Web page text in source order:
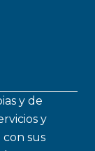
y de
y
sus